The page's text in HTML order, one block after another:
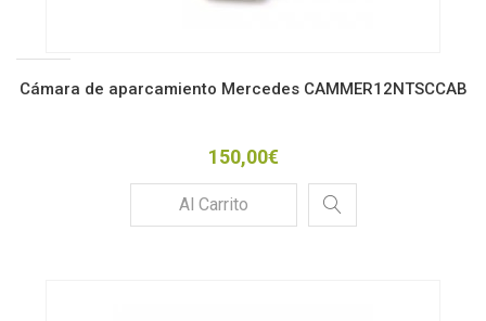
Cámara de aparcamiento Mercedes CAMMER12NTSCCAB
150,00€
Al Carrito